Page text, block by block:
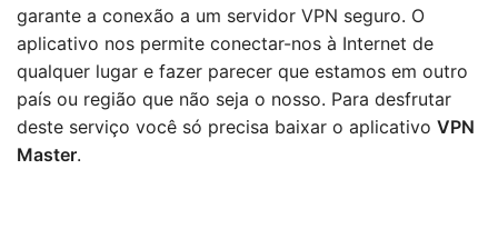
garante a conexão a um servidor VPN seguro. O
aplicativo nos permite conectar-nos à Internet de
qualquer lugar e fazer parecer que estamos em outro
país ou região que não seja o nosso. Para desfrutar
deste serviço você só precisa baixar o aplicativo VPN
Master.